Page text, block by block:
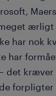
ærligt
har nok
har
det